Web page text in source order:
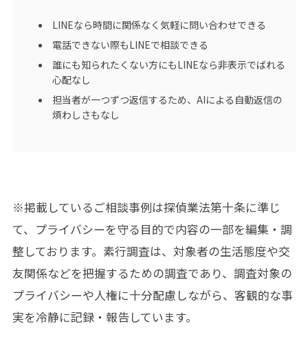
LINEなら時間に関係なく気軽に問い合わせできる
電話できない際もLINEで相談できる
誰にも知られたくない方にもLINEなら非表示でばれる
心配なし
担当者が一つずつ返信するため、AIによる自動返信の
煩わしさもなし
※掲載しているご相談事例は探偵業法第十条に準じ
て、プライバシーを守る目的で内容の一部を編集・調
整しております。素行調査は、対象者の生活態度や交
友関係などを把握するための調査であり、調査対象の
プライバシーや人権に十分配慮しながら、客観的な事
実を冷静に記録・報告しています。